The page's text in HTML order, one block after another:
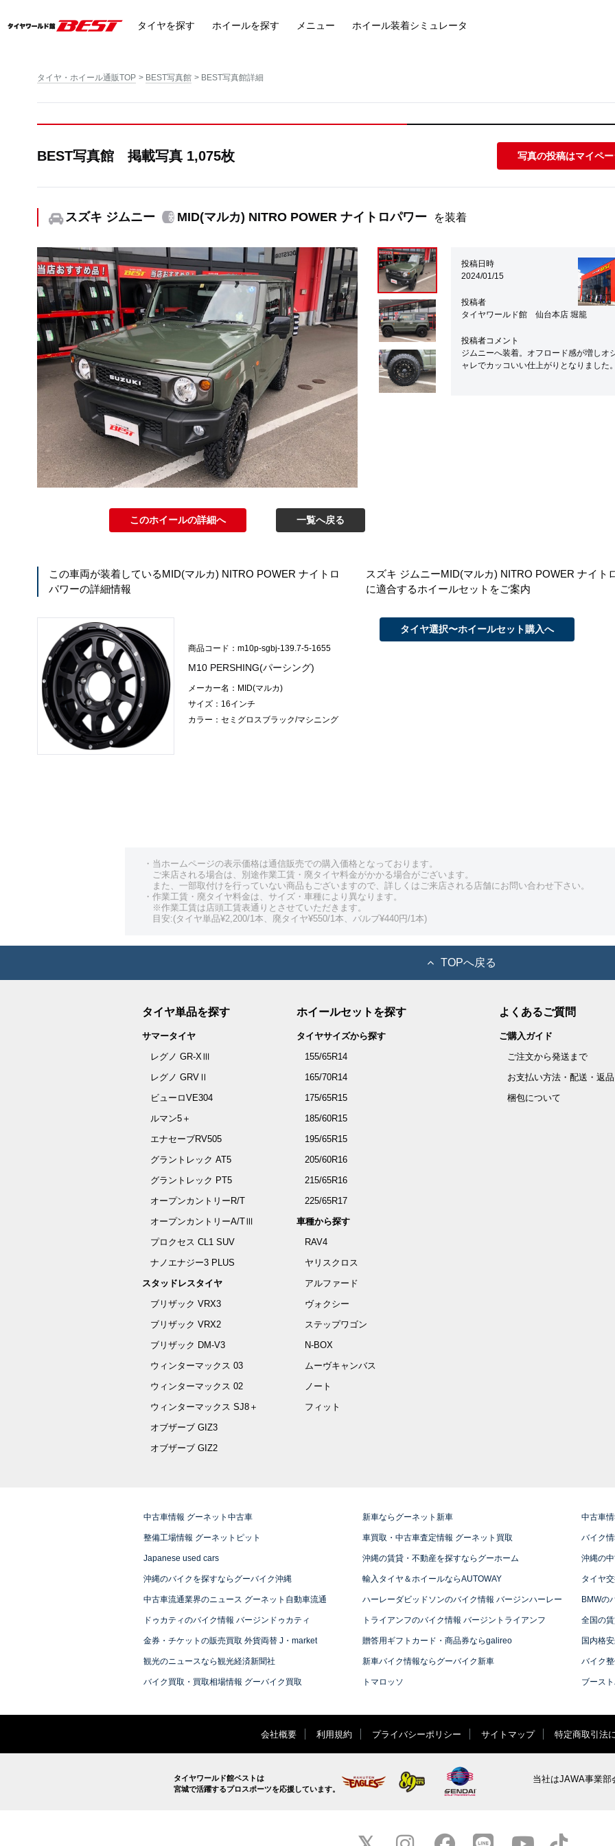
タイヤを探す ホイールを探す メニュー ホイール装着シミュレータ
タイヤ・ホイール通販TOP BEST写真館 BEST写真館詳細
BEST写真館 掲載写真 1,075枚 写真の投稿はマイペ
スズキ ジムニー MID(マルカ) NITRO POWER ナイトロパワー を装着
このホイールの詳細へ 一覧へ戻る
投稿日時
2024/01/15
投稿者
タイヤワールド館 仙台本店 堀籠
投稿者コメント
ジムニーへ装着。オフロード感が増しオ
ャレでカッコいい仕上がりとなりました。
この車両が装着しているMID(マルカ) NITRO POWER ナイトロ
パワーの詳細情報
商品コード：m10p-sgbj-139.7-5-1655
M10 PERSHING(パーシング)
メーカー名：MID(マルカ)
サイズ：16インチ
カラー：セミグロスブラック/マシニング
スズキ ジムニーMID(マルカ) NITRO POWER ナイト
に適合するホイールセットをご案内
タイヤ選択〜ホイールセット購入へ
・当ホームページの表示価格は通信販売での購入価格となっております。
ご来店される場合は、別途作業工賃・廃タイヤ料金がかかる場合がございます。
また、一部取付けを行っていない商品もございますので、詳しくはご来店される店舗にお問い合わせ下さい。
・作業工賃・廃タイヤ料金は、サイズ・車種により異なります。
※作業工賃は店頭工賃表通りとさせていただきます。
目安:(タイヤ単品¥2,200/1本、廃タイヤ¥550/1本、バルブ¥440円/1本)
TOPへ戻る
タイヤ単品を探す
サマータイヤ
レグノ GR-XⅢ
レグノ GRVⅡ
ビューロVE304
ルマン5＋
エナセーブRV505
グラントレック AT5
グラントレック PT5
オープンカントリーR/T
オープンカントリーA/TⅢ
プロクセス CL1 SUV
ナノエナジー3 PLUS
スタッドレスタイヤ
ブリザック VRX3
ブリザック VRX2
ブリザック DM-V3
ウィンターマックス 03
ウィンターマックス 02
ウィンターマックス SJ8＋
オブザーブ GIZ3
オブザーブ GIZ2
ホイールセットを探す
タイヤサイズから探す
155/65R14
165/70R14
175/65R15
185/60R15
195/65R15
205/60R16
215/65R16
225/65R17
車種から探す
RAV4
ヤリスクロス
アルファード
ヴォクシー
ステップワゴン
N-BOX
ムーヴキャンバス
ノート
フィット
よくあるご質問
ご購入ガイド
ご注文から発送まで
お支払い方法・配送・返品
梱包について
中古車情報 グーネット中古車 新車ならグーネット新車 中古車
整備工場情報 グーネットピット 車買取・中古車査定情報 グーネット買取 バイク
Japanese used cars 沖縄の賃貸・不動産を探すならグーホーム 沖縄の
沖縄のバイクを探すならグーバイク沖縄 輸入タイヤ＆ホイールならAUTOWAY タイヤ
中古車流通業界のニュース グーネット自動車流通 ハーレーダビッドソンのバイク情報 バージンハーレー BMWの
ドゥカティのバイク情報 バージンドゥカティ トライアンフのバイク情報 バージントライアンフ 全国の
金券・チケットの販売買取 外貨両替 J・market 贈答用ギフトカード・商品券ならgalireo 国内格
観光のニュースなら観光経済新聞社 新車バイク情報ならグーバイク新車 バイク
バイク買取・買取相場情報 グーバイク買取 トマロッソ ブース
会社概要 利用規約 プライバシーポリシー サイトマップ 特定商取引法
タイヤワールド館ベストは
宮城で活躍するプロスポーツを応援しています。
当社はJAWA事業部